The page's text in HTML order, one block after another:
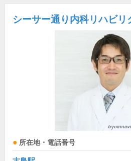
シーサー通り内科リハビリ
所在地・電話番号